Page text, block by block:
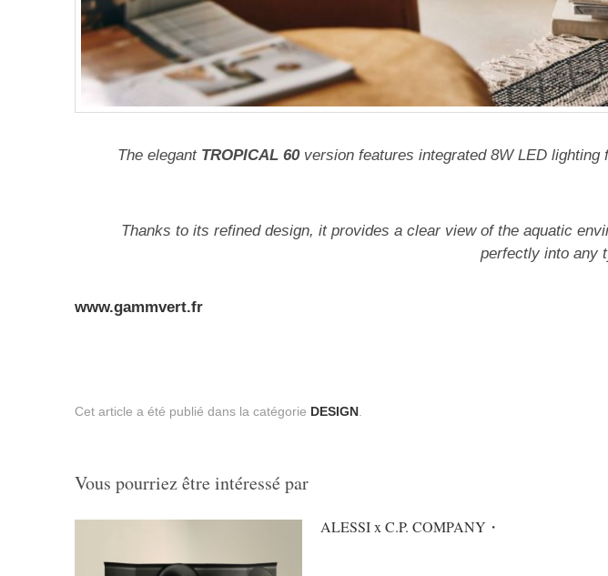
The elegant TROPICAL 60version features integrated 8W LED lighting
Thanks to its refined design, it provides a clear view of the aquatic
perfectly into any
www.gammvert.fr
Cet article a été publié dans la catégorie DESIGN
Vous pourriez être intéressé par
ALESSI x C.P. COMPANY・